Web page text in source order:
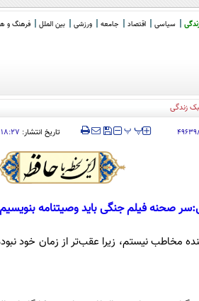
سیاسی اقتصاد جامعه ورزشی بین الملل فرهنگ و
زندگی
‍‍‍ پپ تاریخ انتشار: ۱۸:۲۷ - ۰۶-۰۷-۱۳۹۵
صحنه فیلم‌ جنگی باید وصیتنامه
۲ گفت: شرمنده مخاطب نیستم، زیرا عقب‌تر از